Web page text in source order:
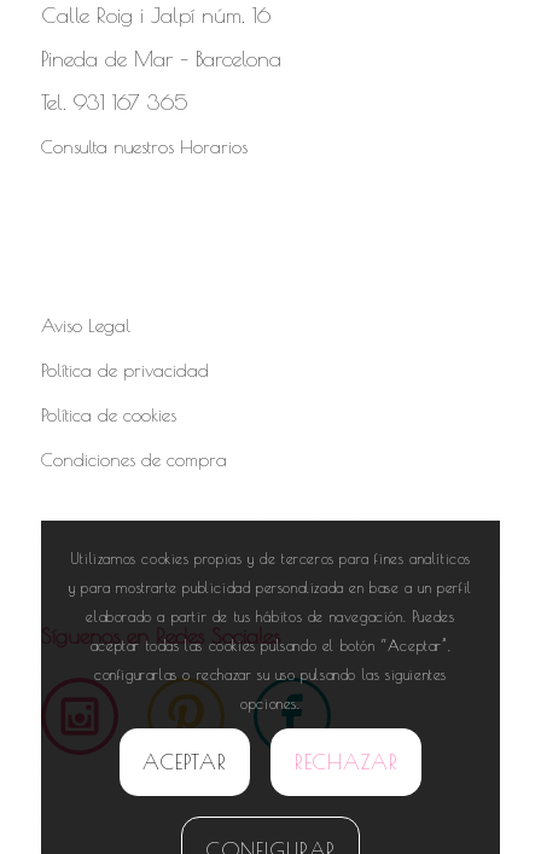
Calle Roig i Jalpí núm. 16
Pineda de Mar – Barcelona
Tel. 931 167 365
Consulta nuestros Horarios
Aviso Legal
Política de privacidad
Política de cookies
Condiciones de compra
Síguenos en Redes Sociales
Utilizamos cookies propias y de terceros para fines analíticos
y para mostrarte publicidad personalizada en base a un perfil
elaborado a partir de tus hábitos de navegación. Puedes
aceptar todas las cookies pulsando el botón “Aceptar”,
configurarlas o rechazar su uso pulsando las siguientes
opciones.
ACEPTAR RECHAZAR